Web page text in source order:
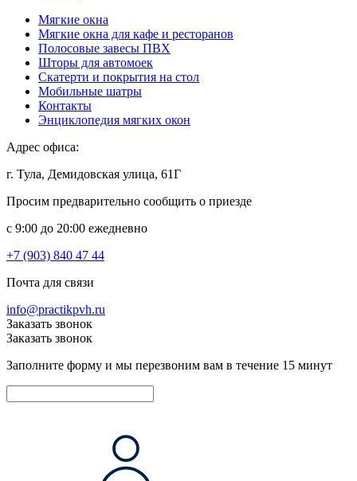
Мягкие окна
Мягкие окна для кафе и ресторанов
Полосовые завесы ПВХ
Шторы для автомоек
Скатерти и покрытия на стол
Мобильные шатры
Контакты
Энциклопедия мягких окон
Адрес офиса:
г. Тула, Демидовская улица, 61Г
Просим предварительно сообщить о приезде
c 9:00 до 20:00 ежедневно
+7 (903) 840 47 44
Почта для связи
info@practikpvh.ru
Заказать звонок
Заказать звонок
Заполните форму и мы перезвоним вам в течение 15 минут